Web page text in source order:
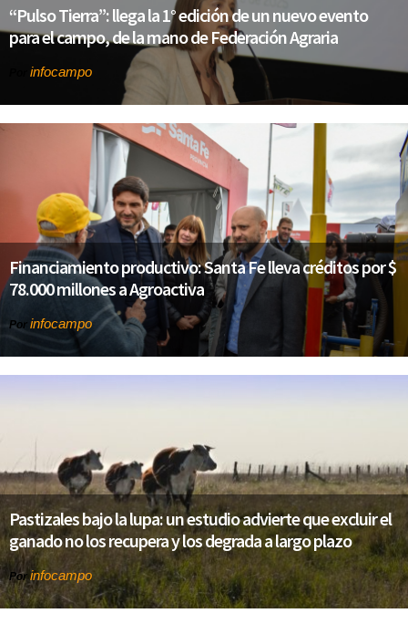
“Pulso Tierra”: llega la 1° edición de un nuevo evento
para el campo, de la mano de Federación Agraria
infocampo
Financiamiento productivo: Santa Fe lleva créditos por $
78.000 millones a Agroactiva
Por infocampo
Pastizales bajo la lupa: un estudio advierte que excluir el
ganado no los recupera y los degrada a largo plazo
Por infocampo